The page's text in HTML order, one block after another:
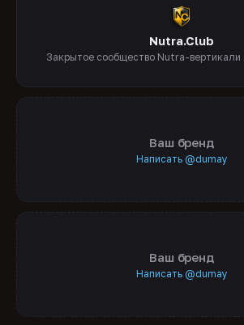
Nutra.Club
Закрытое сообщество Nutra-вертикали
Ваш бренд
Написать @dumay
Ваш бренд
Написать @dumay